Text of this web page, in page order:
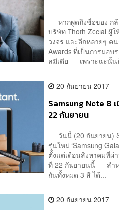
หากพูดถึงชื่อของ กล้
บริษัท Thoth Zocial ผู้
วงจร และอีกหลายๆ ค
Awards ที่เป็นการมอบ
ลมีเดีย เพราะฉะนั้นถ้
20 กันยายน 2017
Samsung Note 8
22 กันยายน
วันนี้ (20 กันยายน)
รุ่นใหม่ ‘Samsung
ตั้งแต่เดือนสิงหาคมที่ผ่
ที่ 22 กันยายนนี้ สำหรั
กันทั้งหมด 3 สี ได้...
20 กันยายน 2017